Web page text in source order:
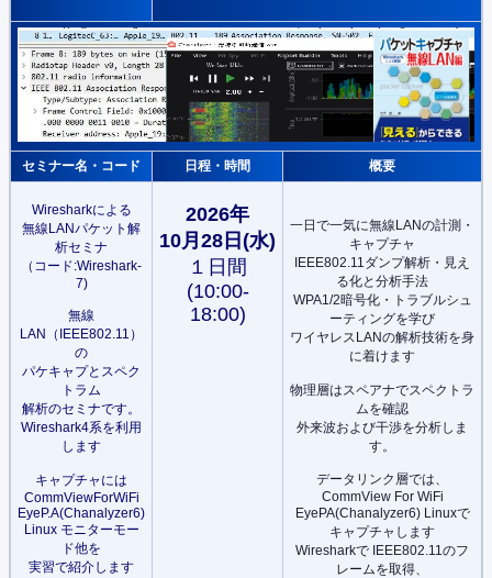
セミナー名・コード 日程・時間 概要
Wiresharkによる
無線LANパケット解
析セミナ
（コード:Wireshark-
7)
無線
LAN（IEEE802.11）
の
パケキャプとスペク
トラム
解析のセミナです。
Wireshark4系を利用
します
キャプチャには
CommViewForWiFi
EyeP.A(Chanalyzer6)
Linux モニターモー
ド他を
実習で紹介します
2026年
10月28日(水)
１日間
(10:00-
18:00)
一日で一気に無線LANの計測・
キャプチャ
IEEE802.11ダンプ解析・見え
る化と分析手法
WPA1/2暗号化・トラブルシュ
ーティングを学び
ワイヤレスLANの解析技術を身
に着けます
物理層はスペアナでスペクトラ
ムを確認
外来波および干渉を分析しま
す。
データリンク層では、
CommView For WiFi
EyePA(Chanalyzer6) Linuxで
キャプチャします
Wiresharkで IEEE802.11のフ
レームを取得、